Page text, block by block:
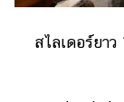
สไลเดอร์ยา